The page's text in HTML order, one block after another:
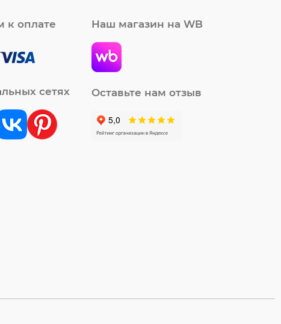
к оплате
сетях
Наш магазин на WB
Оставьте нам отзыв